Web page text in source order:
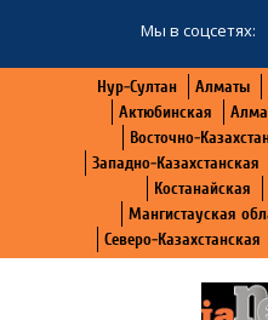
Мы в соцсетях:
Нур-Султан Алматы
Актюбинская
Восточно-
Западно-Казахстанская
Костанайская
Мангистауская
Северо-Казахстанская